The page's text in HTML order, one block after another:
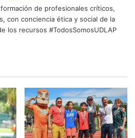
de profesionales críticos,
con conciencia ética y social de la
los recursos #TodosSomosUDLAP